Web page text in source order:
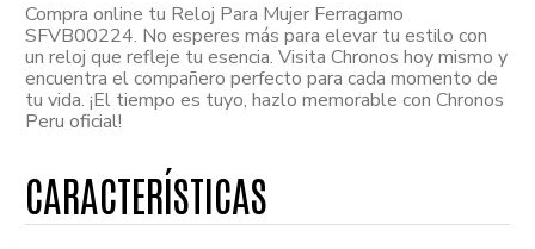
Compra online tu Reloj Para Mujer Ferragamo
SFVB00224. No esperes más para elevar tu estilo con
un reloj que refleje tu esencia. Visita Chronos hoy mismo y
encuentra el compañero perfecto para cada momento de
tu vida. ¡El tiempo es tuyo, hazlo memorable con Chronos
Peru oficial!